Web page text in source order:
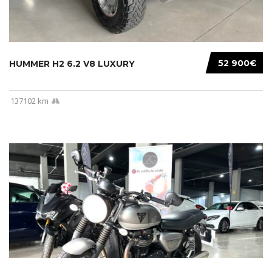
52 900€
HUMMER H2 6.2 V8 LUXURY
137102 km